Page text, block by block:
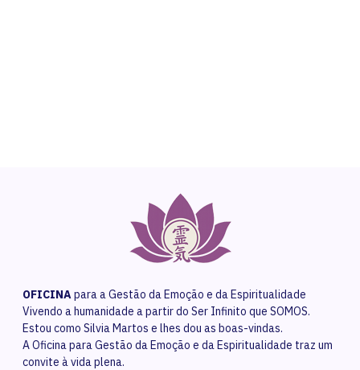
OFICINApara a Gestão da Emoção e da Espiritualidade
Vivendo a humanidade a partir do Ser Infinito que SOMOS.
Estou como Silvia Martos e lhes dou as boas-vindas.
A Oficina para Gestão da Emoção e da Espiritualidade traz um
convite à vida plena.